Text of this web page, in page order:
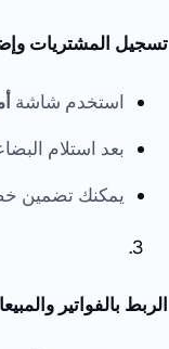
تسجيل المشتريات
استخدم شاشة
بعد استلام
يمكنك تضمين
الربط بالفواتير